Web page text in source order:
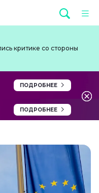
критике со стороны
ПОДРОБНЕЕ
ПОДРОБНЕЕ